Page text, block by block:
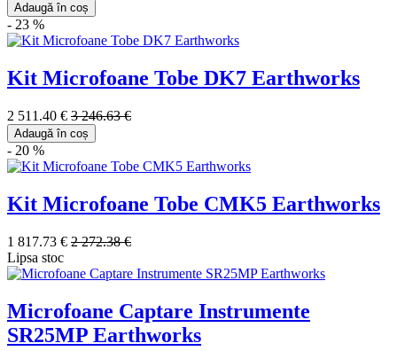
Adaugă în coș
- 23 %
Kit Microfoane Tobe DK7 Earthworks
2 511.40 € 3 246.63 €
Adaugă în coș
- 20 %
Kit Microfoane Tobe CMK5 Earthworks
1 817.73 € 2 272.38 €
Lipsa stoc
Microfoane Captare Instrumente
SR25MP Earthworks